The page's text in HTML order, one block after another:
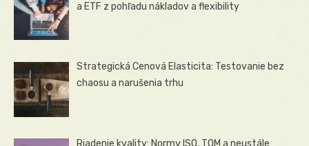
a ETF z pohľadu nákladov a flexibility
Strategická Cenová Elasticita: Testovanie bez
chaosu a narušenia trhu
Riadenie kvality: Normy ISO, TQM a neustále